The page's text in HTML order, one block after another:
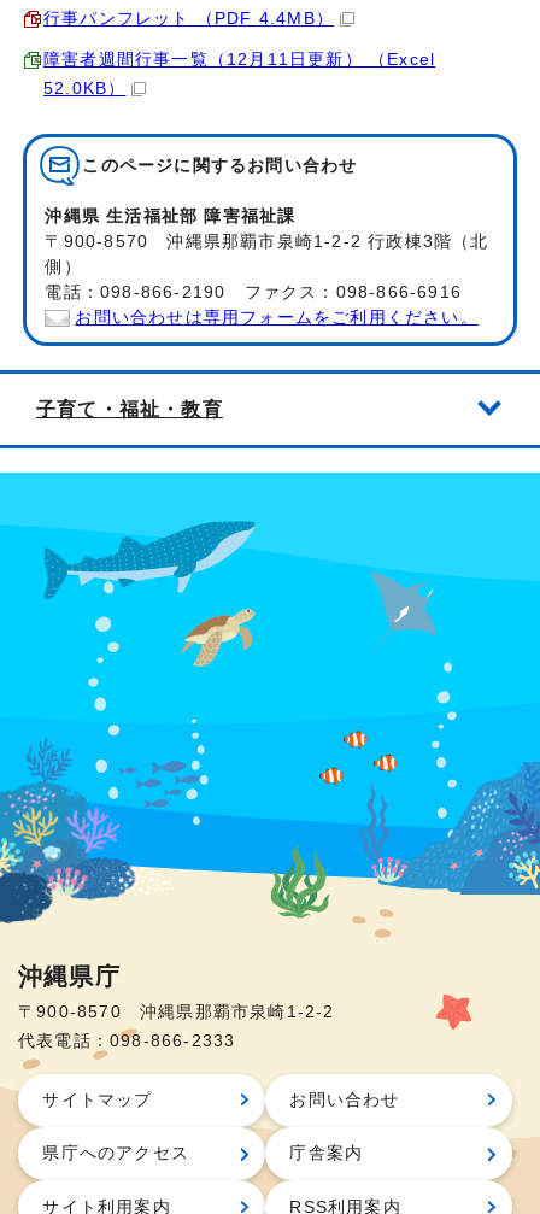
行事パンフレット （PDF 4.4MB）
障害者週間行事一覧（12月11日更新） （Excel
52.0KB）
このページに関する お問い合わせ
沖縄県 生活福祉部 障害福祉課
〒900-8570 沖縄県那覇市泉崎1-2-2 行政棟3階（北
側）
電話：098-866-2190 ファクス：098-866-6916
お問い合わせは専用フォームをご利用ください。
子育て・福祉・教育
沖縄県庁
〒900-8570 沖縄県那覇市泉崎1-2-2
代表電話：098-866-2333
サイトマップ お問い合わせ
県庁へのアクセス 庁舎案内
サイト利用案内 RSS利用案内